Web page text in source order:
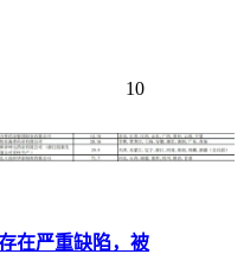
10
在严重缺陷，被